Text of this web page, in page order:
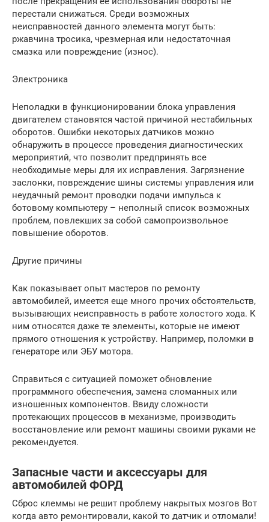
перестали снижаться. Среди возможных
неисправностей данного элемента могут быть:
ржавчина тросика, чрезмерная или недостаточная
смазка или повреждение (износ).
Электроника
Неполадки в функционировании блока управления
двигателем становятся частой причиной нестабильных
оборотов. Ошибки некоторых датчиков можно
обнаружить в процессе проведения диагностических
мероприятий, что позволит предпринять все
необходимые меры для их исправления. Загрязнение
заслонки, повреждение шины системы управления или
неудачный ремонт проводки подачи импульса к
ботовому компьютеру – неполный список возможных
проблем, повлекших за собой самопроизвольное
повышение оборотов.
Другие причины
Как показывает опыт мастеров по ремонту
автомобилей, имеется еще много прочих обстоятельств,
вызывающих неисправность в работе холостого хода. К
ним относятся даже те элементы, которые не имеют
прямого отношения к устройству. Например, поломки в
генераторе или ЭБУ мотора.
Справиться с ситуацией поможет обновление
программного обеспечения, замена сломанных или
изношенных компонентов. Ввиду сложности
протекающих процессов в механизме, производить
восстановление или ремонт машины своими руками не
рекомендуется.
Запасные части и аксессуары для
автомобилей ФОРД
Сброс клеммы не решит проблему накрытых мозгов Вот
когда авто ремонтировали, какой то датчик и отломали!